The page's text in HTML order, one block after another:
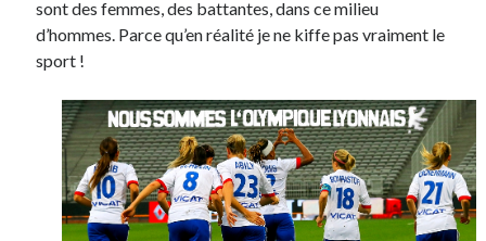
sont des femmes, des battantes, dans ce milieu
d’hommes. Parce qu’en réalité je ne kiffe pas vraiment le
sport !